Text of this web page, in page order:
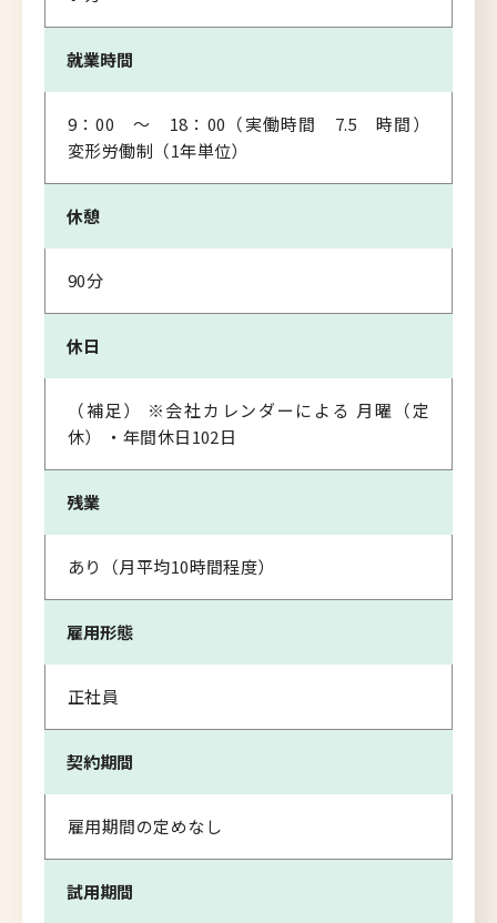
就業時間
9：00 ～ 18：00（実働時間 7.5 時間）
変形労働制（1年単位）
休憩
90分
休日
（補足） ※会社カレンダーによる 月曜（定
休） ・年間休日102日
残業
あり（月平均10時間程度）
雇用形態
正社員
契約期間
雇用期間の定めなし
試用期間